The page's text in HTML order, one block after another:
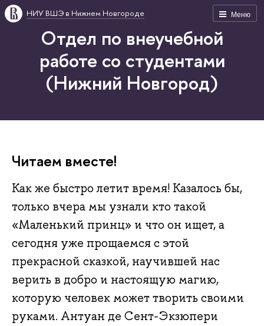
Меню
НИУ ВШЭ в Нижнем Новгороде
Отдел по внеучебной
работе со студентами
(Нижний Новгород)
Читаем вместе!
Как же быстро летит время! Казалось бы,
только вчера мы узнали кто такой
«Маленький принц» и что он ищет, а
сегодня уже прощаемся с этой
прекрасной сказкой, научившей нас
верить в добро и настоящую магию,
которую человек может творить своими
руками. Антуан де Сент-Экзюпери